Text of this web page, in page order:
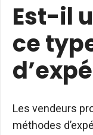
Est-il
ce
Les vendeurs
méthodes